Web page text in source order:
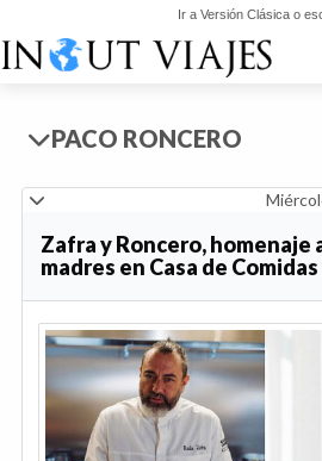
Ir a Versión Clásica o
PACO RONCERO
Zafra y Roncero, homenaje
madres en Casa de Comidas